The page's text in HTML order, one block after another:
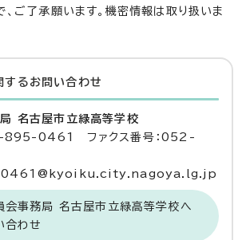
、ご了承願います。機密情報は取り扱いま
する お問い合わせ
名古屋市立緑高等学校
895-0461 ファクス番号：052-
会事務局 名古屋市立緑高等学校へ
合わせ